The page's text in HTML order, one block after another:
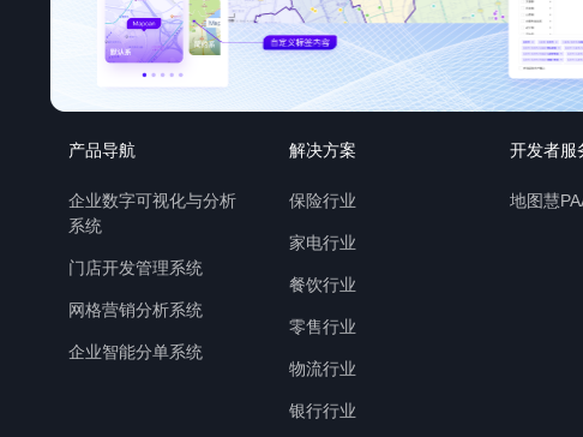
产品导航
企业数字可视化与分析
系统
门店开发管理系统
网格营销分析系统
企业智能分单系统
解决方案
保险行业
家电行业
餐饮行业
零售行业
物流行业
银行行业
开发者服
地图慧